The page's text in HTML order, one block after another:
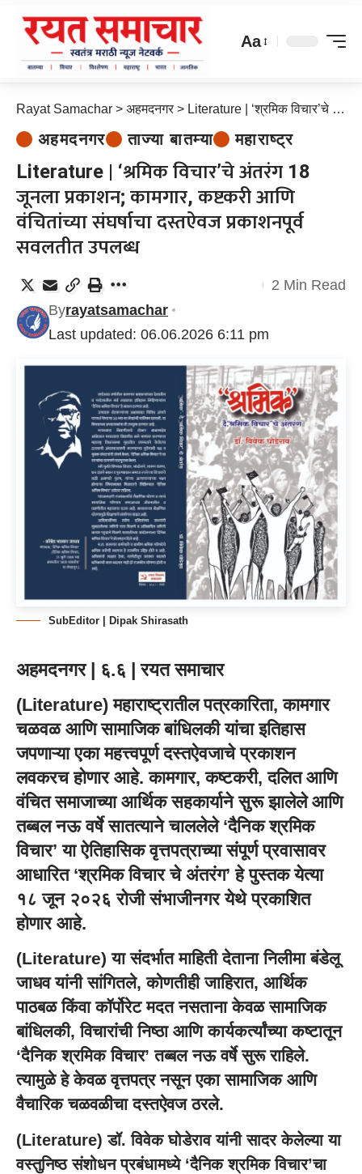
Aa
Rayat Samachar > अहमदनगर > Literature | ‘श्रमिक विचार’चे अंतरंग 18 जूनला प्रकाशन; कामगार, कष्टकरी आणि वंचितांच्या संघर्षाचा दस्तऐवज प्रकाशनपूर्व सवलतीत उपलब्ध
अहमदनगर ताज्या बातम्या महाराष्ट्र
Literature | ‘श्रमिक विचार’चे अंतरंग 18
जूनला प्रकाशन; कामगार, कष्टकरी आणि
वंचितांच्या संघर्षाचा दस्तऐवज प्रकाशनपूर्व
सवलतीत उपलब्ध
Last updated: 06.06.2026 6:11 pm
Byrayatsamachar
2 Min Read
SubEditor | Dipak Shirasath
अहमदनगर | ६.६ | रयत समाचार
(Literature) महाराष्ट्रातील पत्रकारिता, कामगार
चळवळ आणि सामाजिक बांधिलकी यांचा इतिहास
जपणाऱ्या एका महत्त्वपूर्ण दस्तऐवजाचे प्रकाशन
लवकरच होणार आहे. कामगार, कष्टकरी, दलित आणि
वंचित समाजाच्या आर्थिक सहकार्याने सुरू झालेले आणि
तब्बल नऊ वर्षे सातत्याने चाललेले ‘दैनिक श्रमिक
विचार’ या ऐतिहासिक वृत्तपत्राच्या संपूर्ण प्रवासावर
आधारित ‘श्रमिक विचार चे अंतरंग’ हे पुस्तक येत्या
१८ जून २०२६ रोजी संभाजीनगर येथे प्रकाशित
होणार आहे.
(Literature) या संदर्भात माहिती देताना निलीमा बंडेलू
जाधव यांनी सांगितले, कोणतीही जाहिरात, आर्थिक
पाठबळ किंवा कॉर्पोरेट मदत नसताना केवळ सामाजिक
बांधिलकी, विचारांची निष्ठा आणि कार्यकर्त्यांच्या कष्टातून
‘दैनिक श्रमिक विचार’ तब्बल नऊ वर्षे सुरू राहिले.
त्यामुळे हे केवळ वृत्तपत्र नसून एका सामाजिक आणि
वैचारिक चळवळीचा दस्तऐवज ठरले.
(Literature) डॉ. विवेक घोडेराव यांनी सादर केलेल्या या
वस्तुनिष्ठ संशोधन प्रबंधामध्ये ‘दैनिक श्रमिक विचार’चा